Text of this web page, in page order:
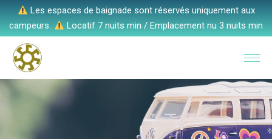
Les espaces de baignade sont réservés uniquement aux
campeurs.
Locatif 7 nuits min / Emplacement nu 3 nuits min